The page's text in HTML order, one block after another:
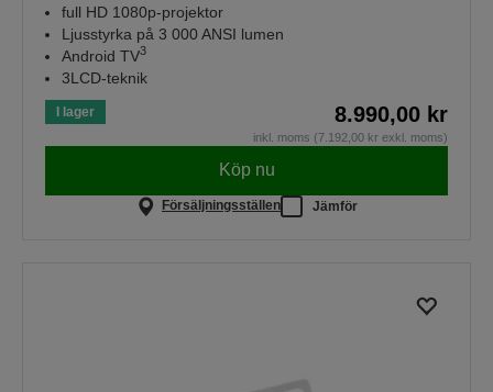
full HD 1080p-projektor
Ljusstyrka på 3 000 ANSI lumen
Android TV3
3LCD-teknik
I lager 8.990,00 kr
inkl. moms (7.192,00 kr exkl. moms)
Köp nu
Försäljningsställen Jämför